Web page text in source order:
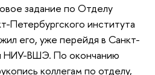
задание по Отделу
Петербургского института
его, уже перейдя в Санкт-
НИУ-ВШЭ. По окончанию
коллегам по отделу,